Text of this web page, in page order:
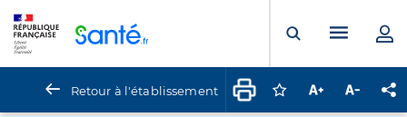
Ouvrir laMenu
Retour à l'établissement Connectez-vous
Augmenter la